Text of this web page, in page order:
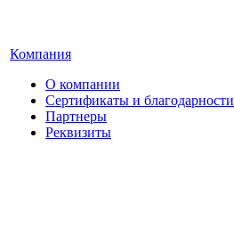
Компания
О компании
Сертификаты и благодарности
Партнеры
Реквизиты